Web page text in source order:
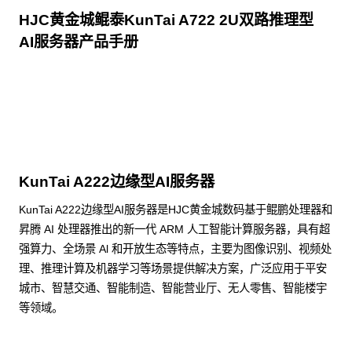
HJC黄金城鲲泰KunTai A722 2U双路推理型
AI服务器产品手册
KunTai A222边缘型AI服务器
KunTai A222边缘型AI服务器是HJC黄金城数码基于鲲鹏处理器和
昇腾 AI 处理器推出的新一代 ARM 人工智能计算服务器，具有超
强算力、全场景 Al 和开放生态等特点，主要为图像识别、视频处
理、推理计算及机器学习等场景提供解决方案，广泛应用于平安
城市、智慧交通、智能制造、智能营业厅、无人零售、智能楼宇
等领域。